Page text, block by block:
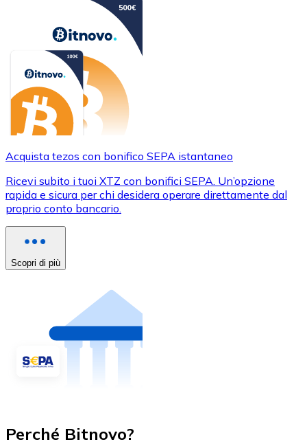
Acquista tezos con bonifico SEPA istantaneo
Ricevi subito i tuoi XTZ con bonifici SEPA. Un’opzione
rapida e sicura per chi desidera operare direttamente dal
proprio conto bancario.
Scopri di più
Perché Bitnovo?